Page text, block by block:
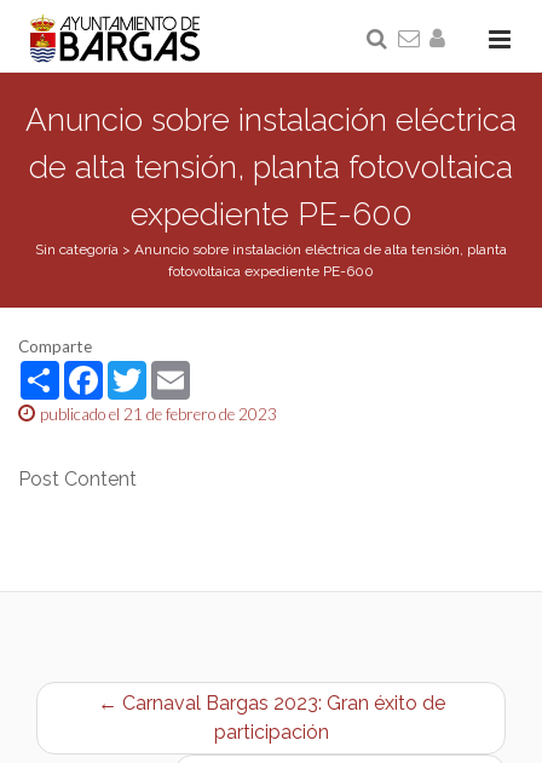
Anuncio sobre instalación eléctrica
de alta tensión, planta fotovoltaica
expediente PE-600
Sin categoría > Anuncio sobre instalación eléctrica de alta tensión, planta
fotovoltaica expediente PE-600
Comparte
ShareFacebook
Twitter
publicado el 21 de febrero de 2023
Post Content
← Carnaval Bargas 2023: Gran éxito de
participación